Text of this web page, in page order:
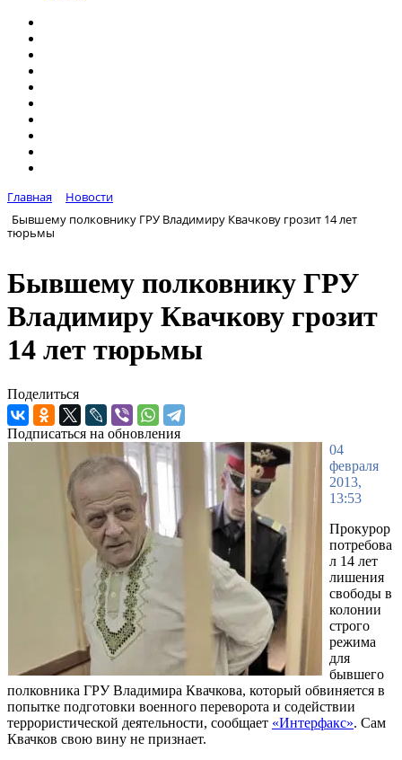
Главная
Новости
Бывшему полковнику ГРУ Владимиру Квачкову грозит 14 лет
тюрьмы
Бывшему полковнику ГРУ
Владимиру Квачкову грозит
14 лет тюрьмы
Поделиться
Подписаться на обновления
04
февраля
2013,
13:53
Прокурор
потребова
л 14 лет
лишения
свободы в
колонии
строго
режима
для
бывшего
полковника ГРУ Владимира Квачкова, который обвиняется в
попытке подготовки военного переворота и содействии
террористической деятельности, сообщает «Интерфакс». Сам
Квачков свою вину не признает.